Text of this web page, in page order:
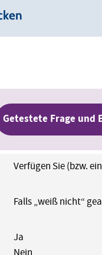
Getestete Frage und
Verfügen Sie (bzw.
Falls „weiß nicht“
Ja